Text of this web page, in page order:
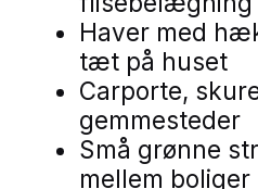
Haver med
tæt på huset
Carporte,
gemmesteder
Små grønne
mellem boliger